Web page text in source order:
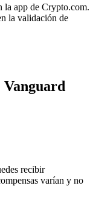
la app de Crypto.com.
la validación de
recibir
varían y no